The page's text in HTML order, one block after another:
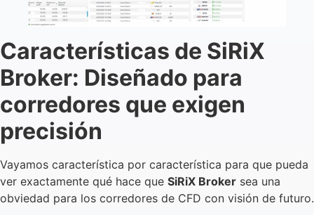
Características de SiRiX
Broker: Diseñado para
corredores que exigen
precisión
Vayamos característica por característica para que pueda
ver exactamente qué hace que SiRiX Broker sea una
obviedad para los corredores de CFD con visión de futuro.